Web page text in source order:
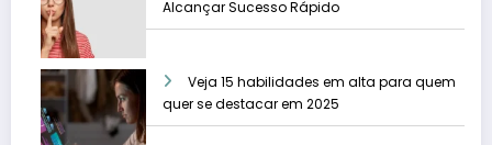
Alcançar Sucesso Rápido
Veja 15 habilidades em alta para quem
quer se destacar em 2025